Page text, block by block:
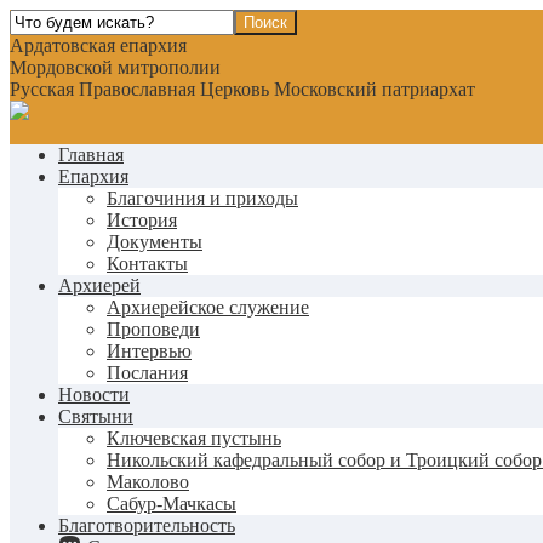
Ардатовская епархия
Мордовской митрополии
Русская Православная Церковь Московский патриархат
Главная
Епархия
Благочиния и приходы
История
Документы
Контакты
Архиерей
Архиерейское служение
Проповеди
Интервью
Послания
Новости
Святыни
Ключевская пустынь
Никольский кафедральный собор и Троицкий собор
Маколово
Сабур-Мачкасы
Благотворительность